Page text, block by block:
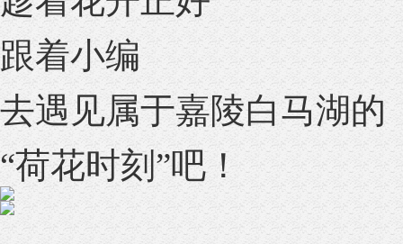
跟着小编
去遇见属于嘉陵白马湖的
“荷花时刻”吧！